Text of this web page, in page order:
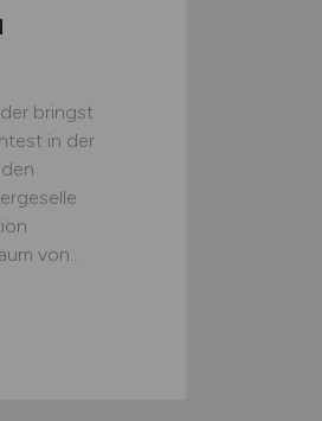
bringst
in der
von...